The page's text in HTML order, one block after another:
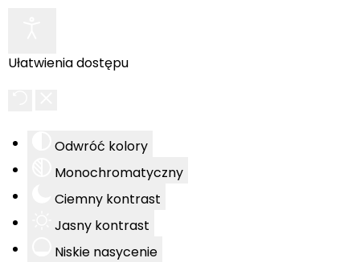
Ułatwienia dostępu
Odwróć kolory
Monochromatyczny
Ciemny kontrast
Jasny kontrast
Niskie nasycenie